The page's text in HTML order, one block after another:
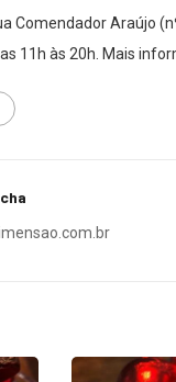
Comendador Araújo
11h às 20h. Mais